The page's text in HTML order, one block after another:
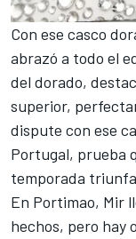
Con ese casco
abrazó a todo el
del dorado,
superior,
dispute con ese
Portugal, prueba
temporada
En Portimao, Mir
hechos, pero hay